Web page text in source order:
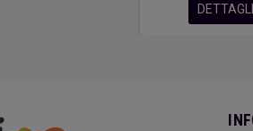
DETTAGLI